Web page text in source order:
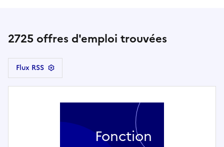
2725 offres d'emploi trouvées
Flux RSS
Fonction